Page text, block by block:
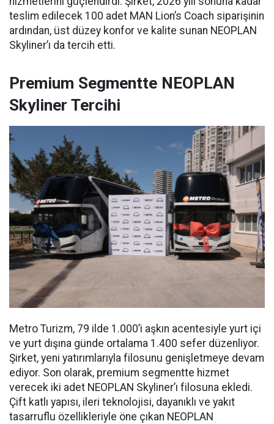
teslim edilecek 100 adet MAN Lion’s Coach siparişinin
ardından, üst düzey konfor ve kalite sunan NEOPLAN
Skyliner’ı da tercih etti.
Premium Segmentte NEOPLAN
Skyliner Tercihi
Metro Turizm, 79 ilde 1.000’i aşkın acentesiyle yurt içi
ve yurt dışına günde ortalama 1.400 sefer düzenliyor.
Şirket, yeni yatırımlarıyla filosunu genişletmeye devam
ediyor. Son olarak, premium segmentte hizmet
verecek iki adet NEOPLAN Skyliner’ı filosuna ekledi.
Çift katlı yapısı, ileri teknolojisi, dayanıklı ve yakıt
tasarruflu özellikleriyle öne çıkan NEOPLAN